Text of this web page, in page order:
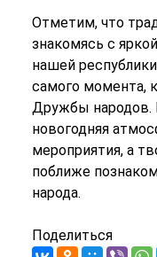
Отметим, что
знакомясь с
нашей
самого момента,
Дружбы народов.
новогодняя
мероприятия, а
поближе
народа.
Поделиться